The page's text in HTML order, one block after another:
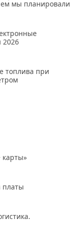
мы планировали
2026
топлива при
карты»
платы